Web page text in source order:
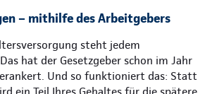
– mithilfe des Arbeitgebers
steht jedem
hat der Gesetzgeber schon im Jahr
Und so funktioniert das: Statt